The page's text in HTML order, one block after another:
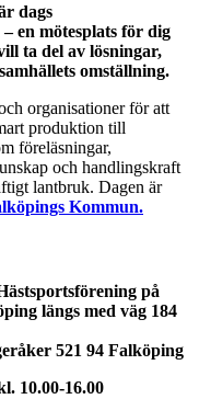
dags
en mötesplats för dig
ta del av lösningar,
omställning.
organisationer för att
produktion till
föreläsningar,
och handlingskraft
lantbruk. Dagen är
Kommun.
på
längs med väg 184
521 94 Falköping
10.00-16.00